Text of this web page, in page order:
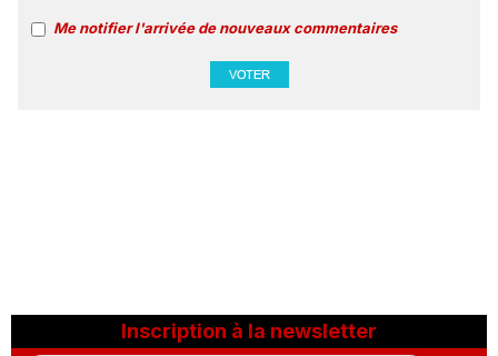
Me notifier l'arrivée de nouveaux commentaires
Inscription à la newsletter